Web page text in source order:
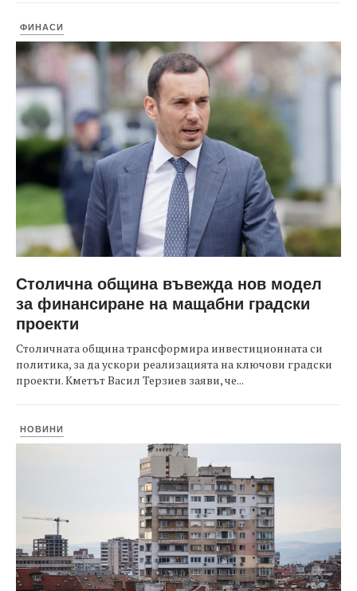
ФИНАСИ
Столична община въвежда нов модел
за финансиране на мащабни градски
проекти
Столичната община трансформира инвестиционната си
политика, за да ускори реализацията на ключови градски
проекти. Кметът Васил Терзиев заяви, че...
НОВИНИ